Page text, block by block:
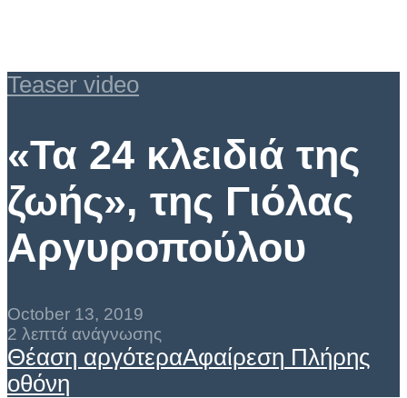
Teaser video
«Τα 24 κλειδιά της
ζωής», της Γιόλας
Αργυροπούλου
October 13, 2019
2 λεπτά ανάγνωσης
Θέαση αργότεραΑφαίρεση Πλήρης
οθόνη